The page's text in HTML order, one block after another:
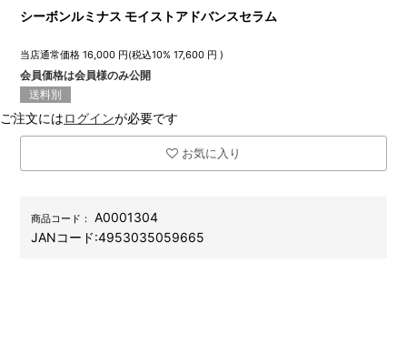
シーボンルミナス モイストアドバンスセラム
当店通常価格 16,000 円(税込10%17,600 円 )
会員価格は会員様のみ公開
送料別
ご注文にはログインが必要です
お気に入り
商品コード：
A0001304
JANコード:4953035059665